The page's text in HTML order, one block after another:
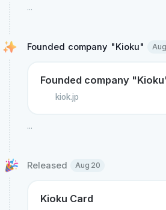
...
Founded company "Kioku"
Founded company
kiok.jp
...
Released Aug 20
Kioku Card